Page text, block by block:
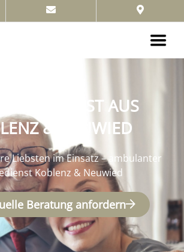
AUS
& NEUWIED
Liebsten im Einsatz – ambulanter
Koblenz & Neuwied
Beratung anfordern